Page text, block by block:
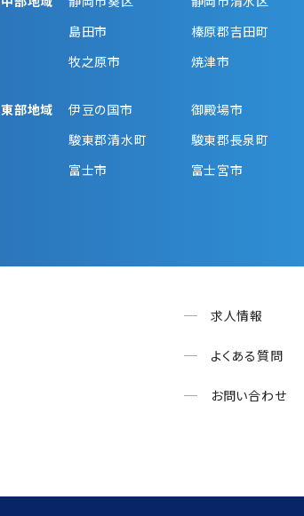
島田市
榛原郡吉田町
牧之原市
焼津市
部地域 伊豆の国市 御殿場市
駿東郡清水町
駿東郡長泉町
富士市
富士宮市
求人情報
よくある質問
お問い合わせ